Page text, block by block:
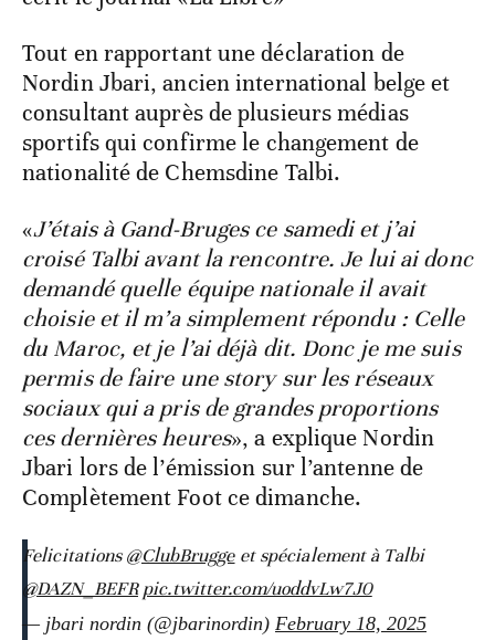
Tout en rapportant une déclaration de
Nordin Jbari, ancien international belge et
consultant auprès de plusieurs médias
sportifs qui confirme le changement de
nationalité de Chemsdine Talbi.
«J’étais à Gand-Bruges ce samedi et j’ai
croisé Talbi avant la rencontre. Je lui ai donc
demandé quelle équipe nationale il avait
choisie et il m’a simplement répondu : Celle
du Maroc, et je l’ai déjà dit. Donc je me suis
permis de faire une story sur les réseaux
sociaux qui a pris de grandes proportions
ces dernières heures», a explique Nordin
Jbari lors de l’émission sur l’antenne de
Complètement Foot ce dimanche.
Felicitations@ClubBruggeet spécialement à Talbi
@DAZN_BEFR pic.twitter.com/uoddvLw7J0
— jbari nordin (@jbarinordin) February 18, 2025